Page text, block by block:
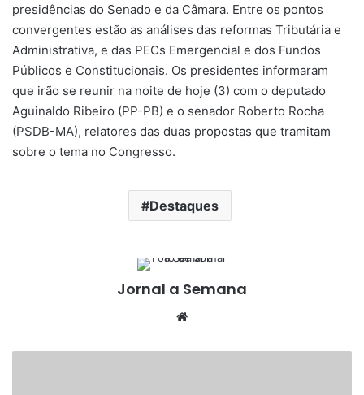
presidências do Senado e da Câmara. Entre os pontos
convergentes estão as análises das reformas Tributária e
Administrativa, e das PECs Emergencial e dos Fundos
Públicos e Constitucionais. Os presidentes informaram
que irão se reunir na noite de hoje (3) com o deputado
Aguinaldo Ribeiro (PP-PB) e o senador Roberto Rocha
(PSDB-MA), relatores das duas propostas que tramitam
sobre o tema no Congresso.
Destaques
Jornal a Semana